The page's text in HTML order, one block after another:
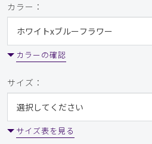
カラー：
カラーの確認
サイズ：
サイズ表を見る